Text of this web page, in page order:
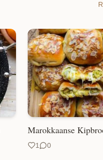
Marokkaanse
1 0